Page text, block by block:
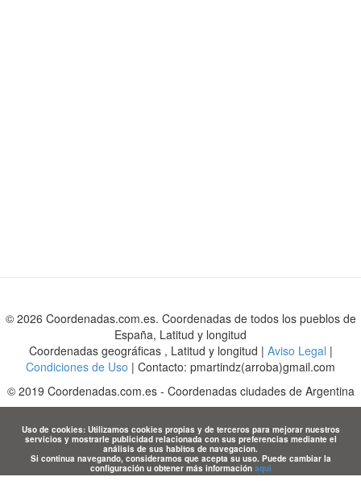
© 2026 Coordenadas.com.es. Coordenadas de todos los pueblos de
España, Latitud y longitud
Coordenadas geográficas , Latitud y longitud | Aviso Legal |
Condiciones de Uso | Contacto: pmartindz(arroba)gmail.com
© 2019 Coordenadas.com.es- Coordenadas ciudades de Argentina
Uso de cookies: Utilizamos cookies propias y de terceros para mejorar nuestros
servicios y mostrarle publicidad relacionada con sus preferencias mediante el
análisis de sus habitos de navegacion.
Si continua navegando, consideramos que acepta su uso. Puede cambiar la
configuración u obtener más información aqui